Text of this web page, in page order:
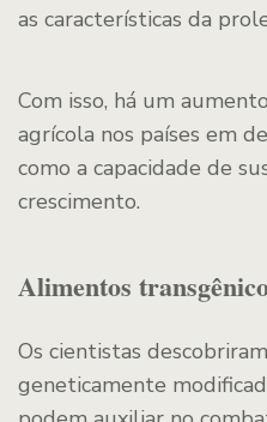
as características da
Com isso, há um
agrícola nos países em
como a capacidade de
crescimento.
Alimentos
Os cientistas
geneticamente